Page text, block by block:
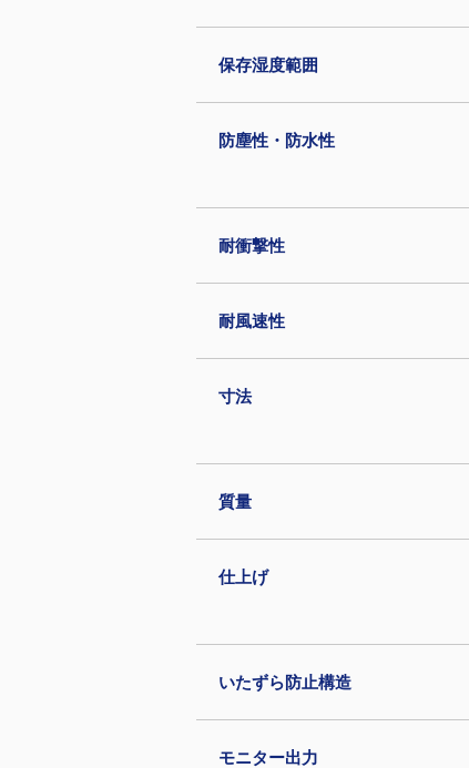
保存湿度範囲
防塵性・防水性
耐衝撃性
耐風速性
寸法
質量
仕上げ
いたずら防止構造
モニター出力